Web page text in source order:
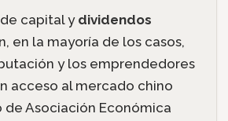
capital y dividendos
en la mayoría de los casos,
y los emprendedores
acceso al mercado chino
de Asociación Económica